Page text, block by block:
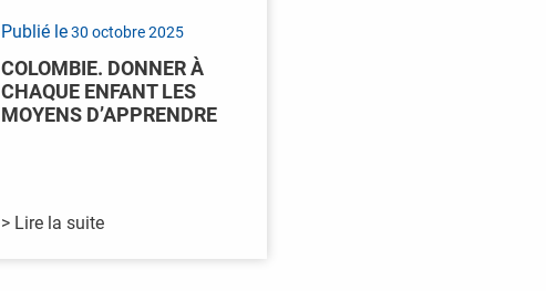
Publié le30 octobre 2025
COLOMBIE. DONNER À
CHAQUE ENFANT LES
MOYENS D’APPRENDRE
> Lire la suite